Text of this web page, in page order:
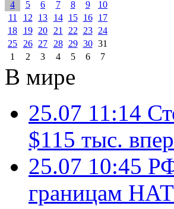
4
5 6 7 8 9
10
11
12 13 14 15 16
17
18
19 20 21 22 23
24
25
26 27 28 29 30 31
1
2 3 4 5 6 7
В мире
25.07 11:14
$115 тыс.
25.07 10:45
границам